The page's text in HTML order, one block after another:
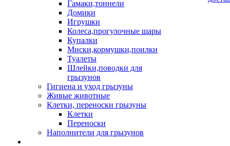
Гамаки,тоннели
Домики
Игрушки
Колеса,прогулочные шары
Купалки
Миски,кормушки,поилки
Туалеты
Шлейки,поводки для
грызунов
Гигиена и уход грызуны
Живые животные
Клетки, переноски грызуны
Клетки
Переноски
Наполнители для грызунов